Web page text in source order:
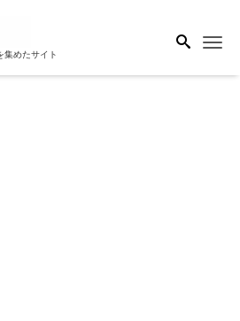
集めたサイト